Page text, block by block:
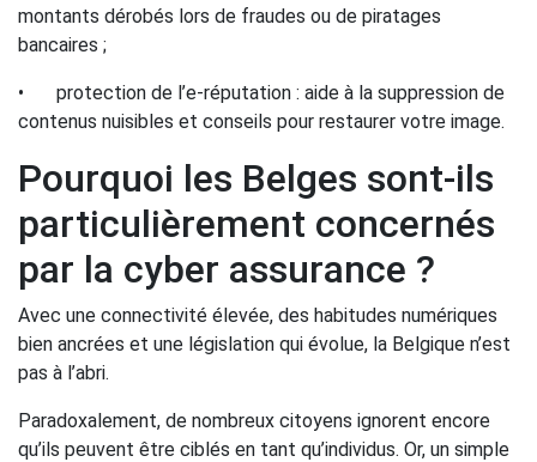
montants dérobés lors de fraudes ou de piratages
bancaires ;
•
protection de l’e-réputation : aide à la suppression de
contenus nuisibles et conseils pour restaurer votre image.
Pourquoi les Belges sont-ils
particulièrement concernés
par la cyber assurance ?
Avec une connectivité élevée, des habitudes numériques
bien ancrées et une législation qui évolue, la Belgique n’est
pas à l’abri.
Paradoxalement, de nombreux citoyens ignorent encore
qu’ils peuvent être ciblés en tant qu’individus. Or, un simple